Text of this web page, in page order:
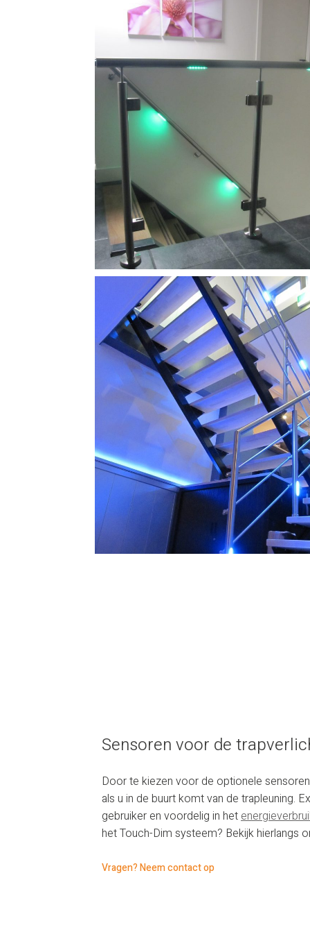
Sensoren voor de
Door te kiezen voor de optionele
als u in de buurt komt van de trapleuning.
gebruiker en voordelig in het
het Touch-Dim systeem? Bekijk hierlangs
Vragen? Neem contact op